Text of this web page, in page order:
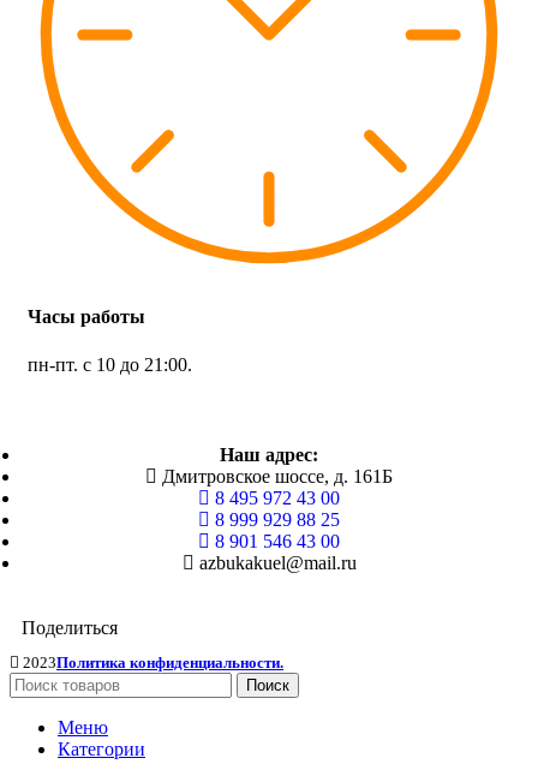
Часы работы
пн-пт. с 10 до 21:00.
Наш адрес:
Дмитровское шоссе, д. 161Б
8 495 972 43 00
8 999 929 88 25
8 901 546 43 00
azbukakuel@mail.ru
Поделиться
2023Политика конфиденциальности.
Поиск
Меню
Категории